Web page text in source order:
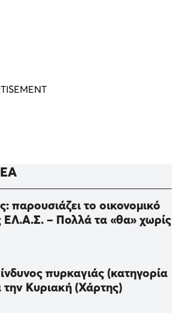
παρουσιάζει το οικονομικό
ΕΛ.Α.Σ. – Πολλά τα «θα» χωρίς
πυρκαγιάς (κατηγορία
την Κυριακή (Χάρτης)